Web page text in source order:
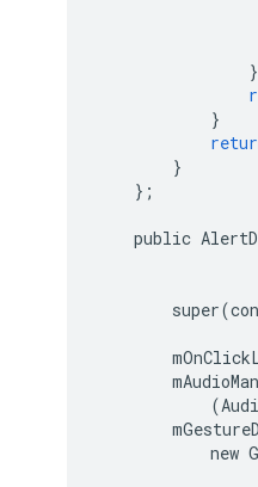
}
}
}
};
public
super(
(
new